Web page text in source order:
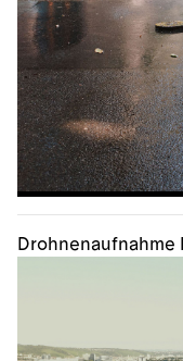
Drohnenaufnahme